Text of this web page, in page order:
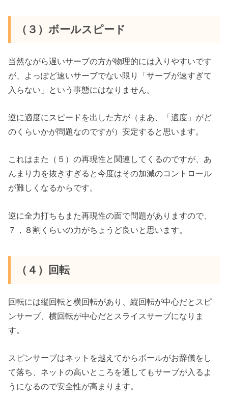
（３）ボールスピード
当然ながら遅いサーブの方が物理的には入りやすいです
が、よっぽど速いサーブでない限り「サーブが速すぎて
入らない」という事態にはなりません。
逆に適度にスピードを出した方が（まあ、「適度」がど
のくらいかが問題なのですが）安定すると思います。
これはまた（５）の再現性と関連してくるのですが、あ
んまり力を抜きすぎると今度はその加減のコントロール
が難しくなるからです。
逆に全力打ちもまた再現性の面で問題がありますので、
７，８割くらいの力がちょうど良いと思います。
（４）回転
回転には縦回転と横回転があり、縦回転が中心だとスピ
ンサーブ、横回転が中心だとスライスサーブになりま
す。
スピンサーブはネットを越えてからボールがお辞儀をし
て落ち、ネットの高いところを通してもサーブが入るよ
うになるので安全性が高まります。